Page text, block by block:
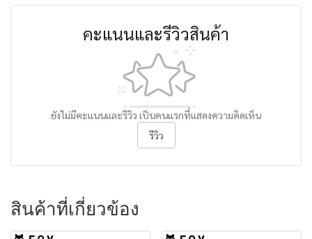
คะแนนและรีวิวสินค้า
ยังไม่มีคะแนนและรีวิว เป็นคนแรกที่แสดงความคิดเห็น
รีวิว
สินค้าที่เกี่ยวข้อง